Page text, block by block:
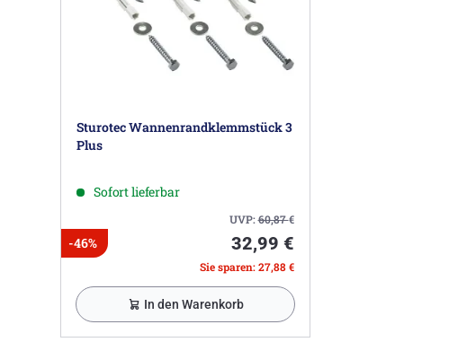
Sturotec Wannenrandklemmstück 3
Plus
Sofort lieferbar
UVP:60,87€
-46% 32,99 €
Sie sparen: 27,88 €
In den Warenkorb